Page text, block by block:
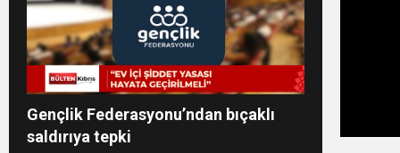
Gençlik Federasyonu’ndan bıçaklı
saldırıya tepki